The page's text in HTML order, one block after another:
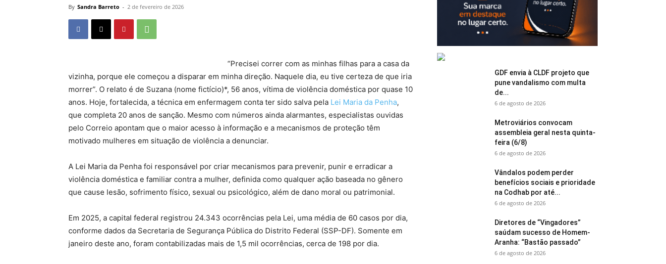
By Sandra Barreto - 2 de fevereiro de 2026
“Precisei correr com as minhas filhas para a casa da
vizinha, porque ele começou a disparar em minha direção. Naquele dia, eu tive certeza de que iria
morrer”. O relato é de Suzana (nome fictício)*, 56 anos, vítima de violência doméstica por quase 10
anos. Hoje, fortalecida, a técnica em enfermagem conta ter sido salva pela Lei Maria da Penha,
que completa 20 anos de sanção. Mesmo com números ainda alarmantes, especialistas ouvidas
pelo Correio apontam que o maior acesso à informação e a mecanismos de proteção têm
motivado mulheres em situação de violência a denunciar.
A Lei Maria da Penha foi responsável por criar mecanismos para prevenir, punir e erradicar a
violência doméstica e familiar contra a mulher, definida como qualquer ação baseada no gênero
que cause lesão, sofrimento físico, sexual ou psicológico, além de dano moral ou patrimonial.
Em 2025, a capital federal registrou 24.343 ocorrências pela Lei, uma média de 60 casos por dia,
conforme dados da Secretaria de Segurança Pública do Distrito Federal (SSP-DF). Somente em
janeiro deste ano, foram contabilizadas mais de 1,5 mil ocorrências, cerca de 198 por dia.
GDF envia à CLDF projeto que
pune vandalismo com multa
de...
6 de agosto de 2026
Metroviários convocam
assembleia geral nesta quinta-
feira (6/8)
6 de agosto de 2026
Vândalos podem perder
benefícios sociais e prioridade
na Codhab por até...
6 de agosto de 2026
Diretores de “Vingadores”
saúdam sucesso de Homem-
Aranha: “Bastão passado”
6 de agosto de 2026